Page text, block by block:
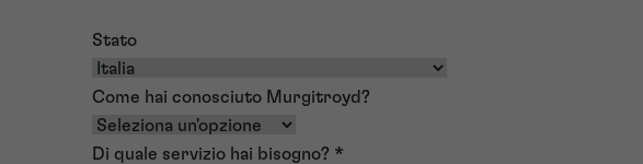
Stato
Come hai conosciuto Murgitroyd?
Di quale servizio hai bisogno? *